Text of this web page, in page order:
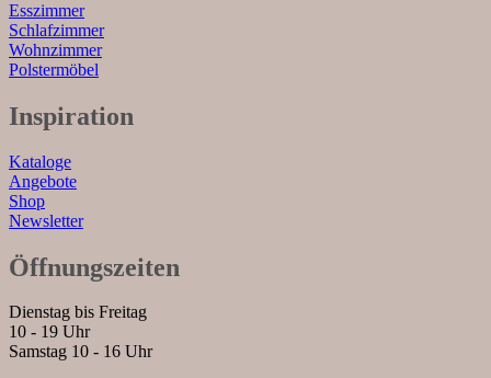
Esszimmer
Schlafzimmer
Wohnzimmer
Polstermöbel
Inspiration
Kataloge
Angebote
Shop
Newsletter
Öffnungszeiten
Dienstag bis Freitag
10 - 19 Uhr
Samstag 10 - 16 Uhr